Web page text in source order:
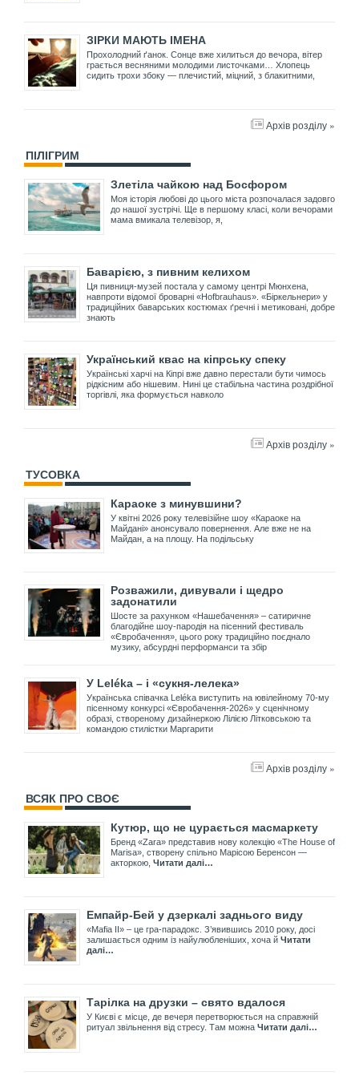
ЗІРКИ МАЮТЬ ІМЕНА
Прохолодний ґанок. Сонце вже хилиться до вечора, вітер
грається весняними молодими листочками… Хлопець
сидить трохи збоку — плечистий, міцний, з блакитними,
Архів розділу »
ПІЛІГРИМ
Злетіла чайкою над Босфором
Моя історія любові до цього міста розпочалася задовго
до нашої зустрічі. Ще в першому класі, коли вечорами
мама вмикала телевізор, я,
Баварією, з пивним келихом
Ця пивниця-музей постала у самому центрі Мюнхена,
навпроти відомої броварні «Hofbrauhaus». «Біркельнери» у
традиційних баварських костюмах ґречні і метиковані, добре
знають
Український квас на кіпрську спеку
Українські харчі на Кіпрі вже давно перестали бути чимось
рідкісним або нішевим. Нині це стабільна частина роздрібної
торгівлі, яка формується навколо
Архів розділу »
ТУСОВКА
Караоке з минувшини?
У квітні 2026 року телевізійне шоу «Караоке на
Майдані» анонсувало повернення. Але вже не на
Майдан, а на площу. На подільську
Розважили, дивували і щедро
задонатили
Шосте за рахунком «Нашебачення» – сатиричне
благодійне шоу-пародія на пісенний фестиваль
«Євробачення», цього року традиційно поєднало
музику, абсурдні перформанси та збір
У Leléka – і «сукня-лелека»
Українська співачка Leléka виступить на ювілейному 70-му
пісенному конкурсі «Євробачення-2026» у сценічному
образі, створеному дизайнеркою Лілією Літковською та
командою стилістки Маргарити
Архів розділу »
ВСЯК ПРО СВОЄ
Кутюр, що не цурається масмаркету
Бренд «Zara» представив нову колекцію «The House of
Marisa», створену спільно Марісою Беренсон —
акторкою, Читати далі…
Емпайр-Бей у дзеркалі заднього виду
«Mafia II» – це гра-парадокс. З’явившись 2010 року, досі
залишається одним із найулюбленіших, хоча й Читати
далі…
Тарілка на друзки – свято вдалося
У Києві є місце, де вечеря перетворюється на справжній
ритуал звільнення від стресу. Там можна Читати далі…